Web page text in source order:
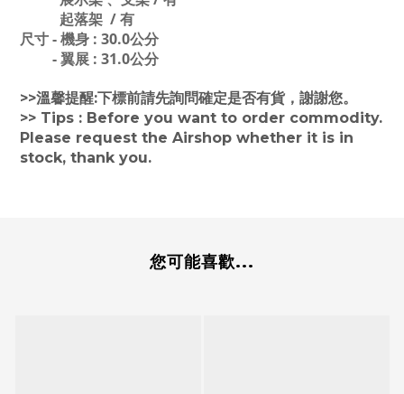
起落架 / 有
尺寸 - 機身 : 30.0公分
- 翼展 : 31.0公分
>>溫馨提醒:下標前請先詢問確定是否有貨，謝謝您。
>> Tips : Before you want to order commodity.
Please request the Airshop whether it is in
stock, thank you.
您可能喜歡...